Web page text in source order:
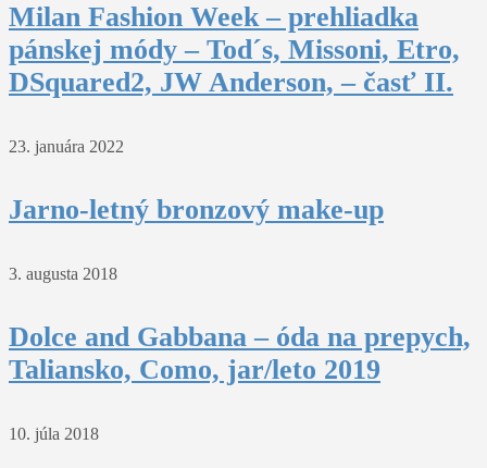
Milan Fashion Week – prehliadka
pánskej módy – Tod´s, Missoni, Etro,
DSquared2, JW Anderson, – časť II.
23. januára 2022
Jarno-letný bronzový make-up
3. augusta 2018
Dolce and Gabbana – óda na prepych,
Taliansko, Como, jar/leto 2019
10. júla 2018